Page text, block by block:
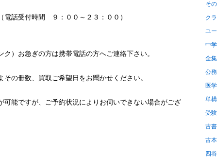
電話受付時間 ９：００～２３：００）
ク）お急ぎの方は携帯電話の方へご連絡下さい。
の冊数、買取ご希望日をお聞かせください。
可能ですが、ご予約状況によりお伺いできない場合がござ
そ
ク
ユ
中
全
公
医
単
受
古
古
四